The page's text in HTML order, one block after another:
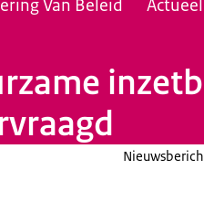
Van Beleid Actueel